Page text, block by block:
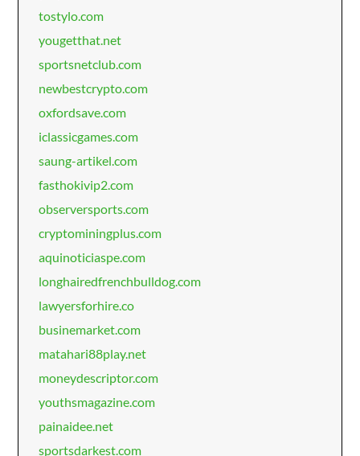
tostylo.com
yougetthat.net
sportsnetclub.com
newbestcrypto.com
oxfordsave.com
iclassicgames.com
saung-artikel.com
fasthokivip2.com
observersports.com
cryptominingplus.com
aquinoticiaspe.com
longhairedfrenchbulldog.com
lawyersforhire.co
businemarket.com
matahari88play.net
moneydescriptor.com
youthsmagazine.com
painaidee.net
sportsdarkest.com